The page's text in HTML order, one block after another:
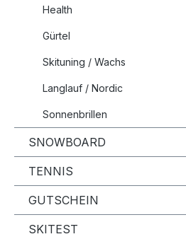
Health
Gürtel
Skituning / Wachs
Langlauf / Nordic
Sonnenbrillen
SNOWBOARD
TENNIS
GUTSCHEIN
SKITEST